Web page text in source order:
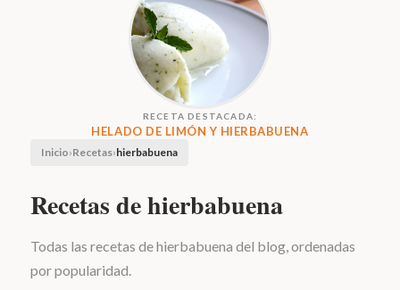
RECETA DESTACADA:
HELADO DE LIMÓN Y HIERBABUENA
Inicio›Recetas›hierbabuena
Recetas de hierbabuena
Todas las recetas de hierbabuena del blog, ordenadas
por popularidad.